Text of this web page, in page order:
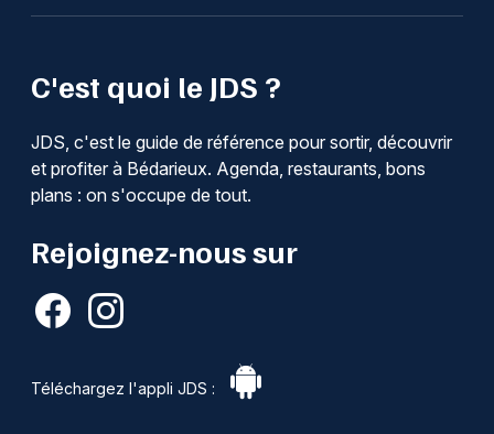
C'est quoi le JDS ?
JDS, c'est le guide de référence pour sortir, découvrir
et profiter à Bédarieux. Agenda, restaurants, bons
plans : on s'occupe de tout.
Rejoignez-nous sur
Téléchargez l'appli JDS :